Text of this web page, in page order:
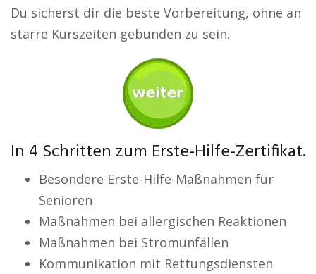
Du sicherst dir die beste Vorbereitung, ohne an
starre Kurszeiten gebunden zu sein.
In 4 Schritten zum Erste-Hilfe-Zertifikat.
Besondere Erste-Hilfe-Maßnahmen für
Senioren
Maßnahmen bei allergischen Reaktionen
Maßnahmen bei Stromunfällen
Kommunikation mit Rettungsdiensten